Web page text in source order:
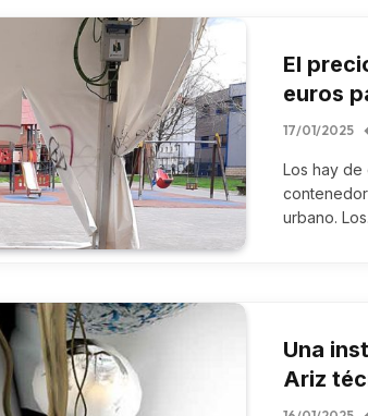
El
euros
17/01/2025
Los hay de
urbano.
Una
Ariz